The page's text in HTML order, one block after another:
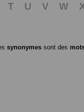
T U V W
synonymes sont des